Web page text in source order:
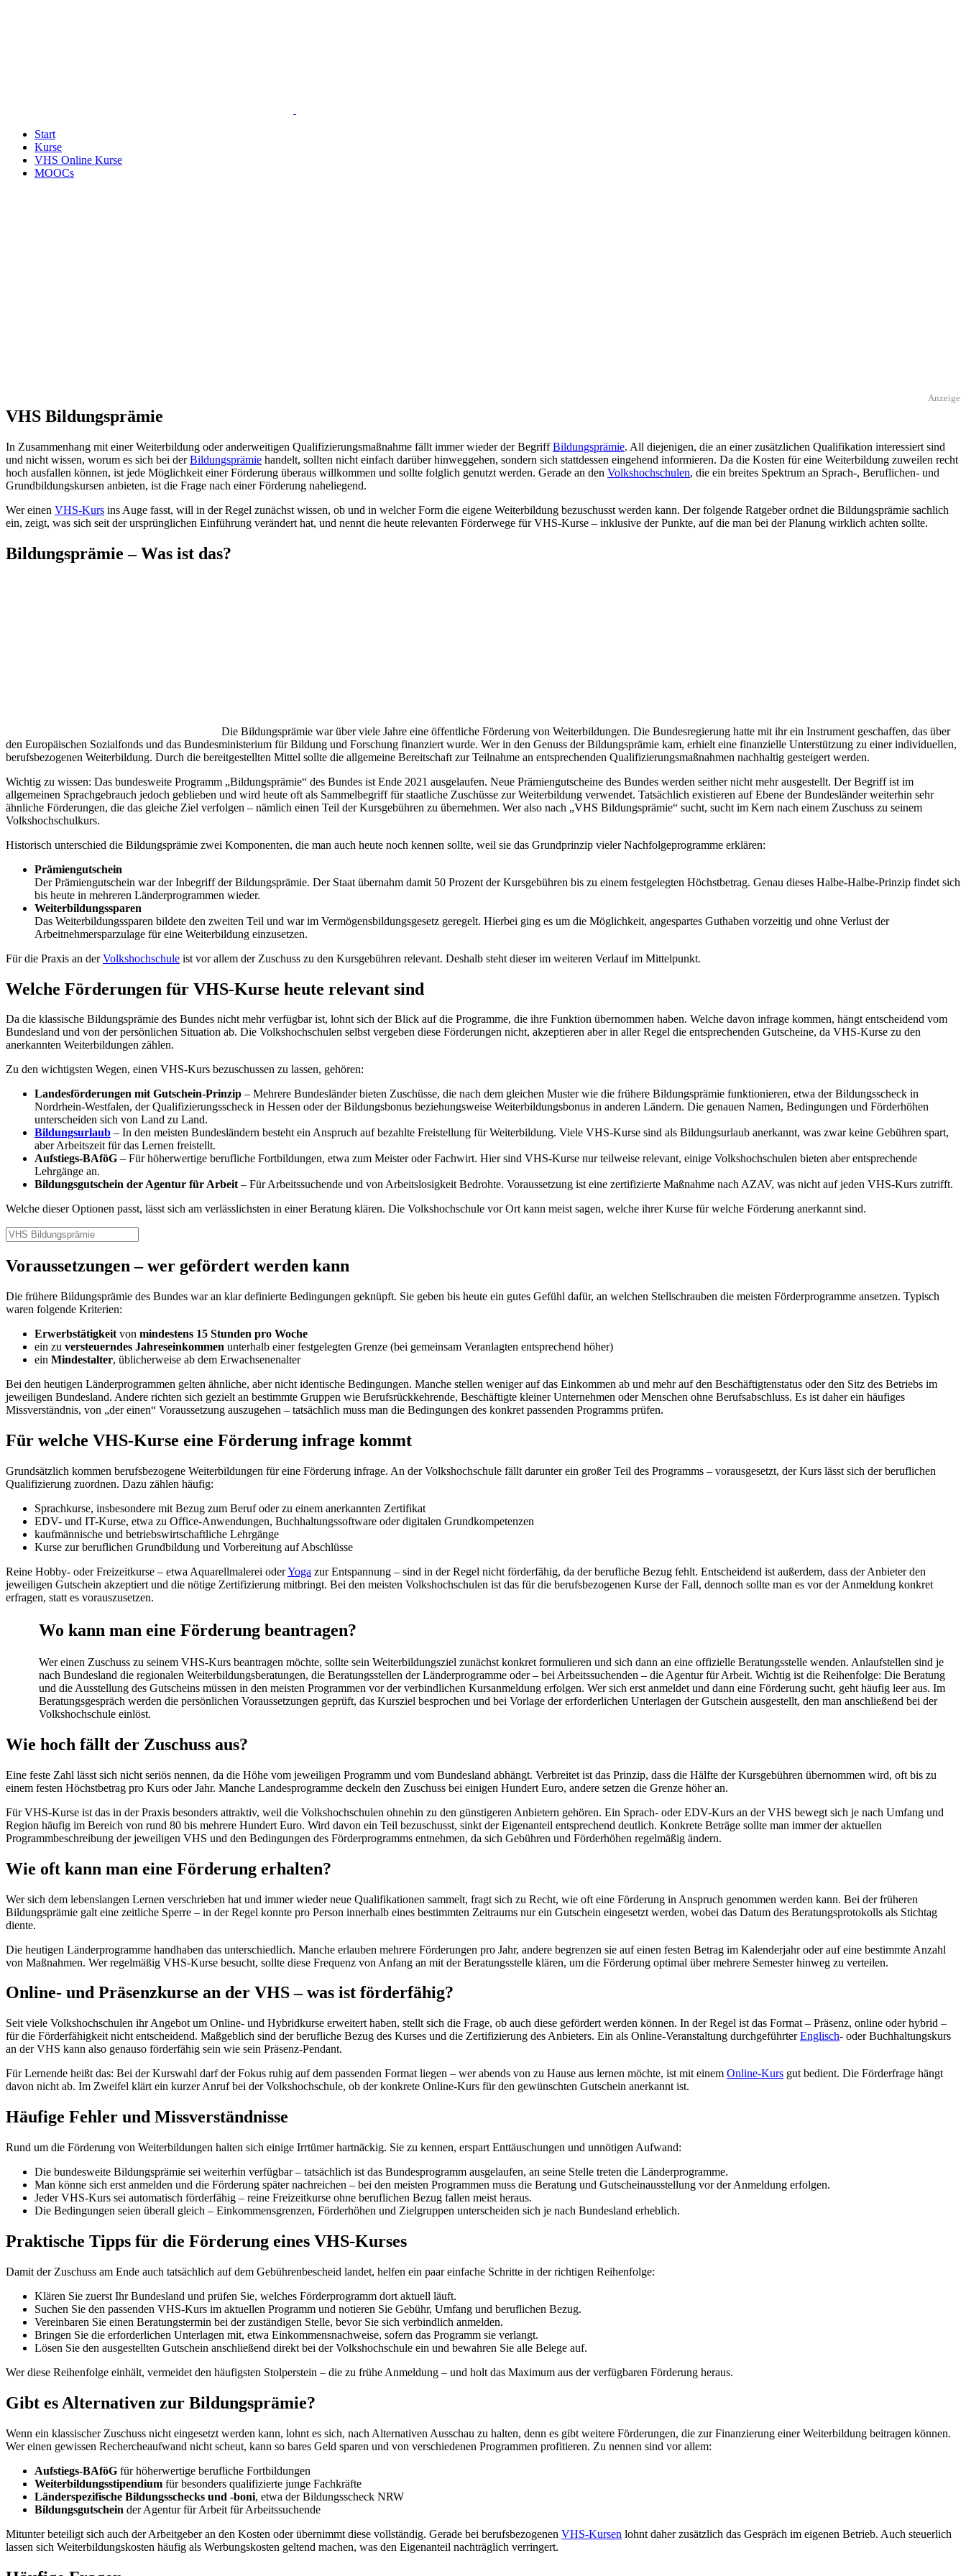
Start
Kurse
VHS Online Kurse
MOOCs
Anzeige
VHS Bildungsprämie
In Zusammenhang mit einer Weiterbildung oder anderweitigen Qualifizierungsmaßnahme fällt immer wieder der BegriffBildungsprämie. All diejenigen, die an einer zusätzlichen Qualifikation interessiert sind
und nicht wissen, worum es sich bei derBildungsprämie handelt, sollten nicht einfach darüber hinweggehen, sondern sich stattdessen eingehend informieren. Da die Kosten für eine Weiterbildung zuweilen recht
hoch ausfallen können, ist jede Möglichkeit einer Förderung überaus willkommen und sollte folglich genutzt werden. Gerade an den Volkshochschulen, die ein breites Spektrum an Sprach-, Beruflichen- und
Grundbildungskursen anbieten, ist die Frage nach einer Förderung naheliegend.
Wer einen VHS-Kurs ins Auge fasst, will in der Regel zunächst wissen, ob und in welcher Form die eigene Weiterbildung bezuschusst werden kann. Der folgende Ratgeber ordnet die Bildungsprämie sachlich
ein, zeigt, was sich seit der ursprünglichen Einführung verändert hat, und nennt die heute relevanten Förderwege für VHS-Kurse – inklusive der Punkte, auf die man bei der Planung wirklich achten sollte.
Bildungsprämie – Was ist das?
Die Bildungsprämie war über viele Jahre eine öffentliche Förderung von Weiterbildungen. Die Bundesregierung hatte mit ihr ein Instrument geschaffen, das über
den Europäischen Sozialfonds und das Bundesministerium für Bildung und Forschung finanziert wurde. Wer in den Genuss der Bildungsprämie kam, erhielt eine finanzielle Unterstützung zu einer individuellen,
berufsbezogenen Weiterbildung. Durch die bereitgestellten Mittel sollte die allgemeine Bereitschaft zur Teilnahme an entsprechenden Qualifizierungsmaßnahmen nachhaltig gesteigert werden.
Wichtig zu wissen: Das bundesweite Programm „Bildungsprämie“ des Bundes ist Ende 2021 ausgelaufen. Neue Prämiengutscheine des Bundes werden seither nicht mehr ausgestellt. Der Begriff ist im
allgemeinen Sprachgebrauch jedoch geblieben und wird heute oft als Sammelbegriff für staatliche Zuschüsse zur Weiterbildung verwendet. Tatsächlich existieren auf Ebene der Bundesländer weiterhin sehr
ähnliche Förderungen, die das gleiche Ziel verfolgen – nämlich einen Teil der Kursgebühren zu übernehmen. Wer also nach „VHS Bildungsprämie“ sucht, sucht im Kern nach einem Zuschuss zu seinem
Volkshochschulkurs.
Historisch unterschied die Bildungsprämie zwei Komponenten, die man auch heute noch kennen sollte, weil sie das Grundprinzip vieler Nachfolgeprogramme erklären:
Prämiengutschein
Der Prämiengutschein war der Inbegriff der Bildungsprämie. Der Staat übernahm damit 50 Prozent der Kursgebühren bis zu einem festgelegten Höchstbetrag. Genau dieses Halbe-Halbe-Prinzip findet sich
bis heute in mehreren Länderprogrammen wieder.
Weiterbildungssparen
Das Weiterbildungssparen bildete den zweiten Teil und war im Vermögensbildungsgesetz geregelt. Hierbei ging es um die Möglichkeit, angespartes Guthaben vorzeitig und ohne Verlust der
Arbeitnehmersparzulage für eine Weiterbildung einzusetzen.
Für die Praxis an derVolkshochschule ist vor allem der Zuschuss zu den Kursgebühren relevant. Deshalb steht dieser im weiteren Verlauf im Mittelpunkt.
Welche Förderungen für VHS-Kurse heute relevant sind
Da die klassische Bildungsprämie des Bundes nicht mehr verfügbar ist, lohnt sich der Blick auf die Programme, die ihre Funktion übernommen haben. Welche davon infrage kommen, hängt entscheidend vom
Bundesland und von der persönlichen Situation ab. Die Volkshochschulen selbst vergeben diese Förderungen nicht, akzeptieren aber in aller Regel die entsprechenden Gutscheine, da VHS-Kurse zu den
anerkannten Weiterbildungen zählen.
Zu den wichtigsten Wegen, einen VHS-Kurs bezuschussen zu lassen, gehören:
Landesförderungen mit Gutschein-Prinzip – Mehrere Bundesländer bieten Zuschüsse, die nach dem gleichen Muster wie die frühere Bildungsprämie funktionieren, etwa der Bildungsscheck in
Nordrhein-Westfalen, der Qualifizierungsscheck in Hessen oder der Bildungsbonus beziehungsweise Weiterbildungsbonus in anderen Ländern. Die genauen Namen, Bedingungen und Förderhöhen
unterscheiden sich von Land zu Land.
Bildungsurlaub – In den meisten Bundesländern besteht ein Anspruch auf bezahlte Freistellung für Weiterbildung. Viele VHS-Kurse sind als Bildungsurlaub anerkannt, was zwar keine Gebühren spart,
aber Arbeitszeit für das Lernen freistellt.
Aufstiegs-BAföG – Für höherwertige berufliche Fortbildungen, etwa zum Meister oder Fachwirt. Hier sind VHS-Kurse nur teilweise relevant, einige Volkshochschulen bieten aber entsprechende
Lehrgänge an.
Bildungsgutschein der Agentur für Arbeit– Für Arbeitssuchende und von Arbeitslosigkeit Bedrohte. Voraussetzung ist eine zertifizierte Maßnahme nach AZAV, was nicht auf jeden VHS-Kurs zutrifft.
Welche dieser Optionen passt, lässt sich am verlässlichsten in einer Beratung klären. Die Volkshochschule vor Ort kann meist sagen, welche ihrer Kurse für welche Förderung anerkannt sind.
Voraussetzungen – wer gefördert werden kann
Die frühere Bildungsprämie des Bundes war an klar definierte Bedingungen geknüpft. Sie geben bis heute ein gutes Gefühl dafür, an welchen Stellschrauben die meisten Förderprogramme ansetzen. Typisch
waren folgende Kriterien:
Erwerbstätigkeit von mindestens 15 Stunden pro Woche
ein zu versteuerndes Jahreseinkommen unterhalb einer festgelegten Grenze (bei gemeinsam Veranlagten entsprechend höher)
ein Mindestalter, üblicherweise ab dem Erwachsenenalter
Bei den heutigen Länderprogrammen gelten ähnliche, aber nicht identische Bedingungen. Manche stellen weniger auf das Einkommen ab und mehr auf den Beschäftigtenstatus oder den Sitz des Betriebs im
jeweiligen Bundesland. Andere richten sich gezielt an bestimmte Gruppen wie Berufsrückkehrende, Beschäftigte kleiner Unternehmen oder Menschen ohne Berufsabschluss. Es ist daher ein häufiges
Missverständnis, von „der einen“ Voraussetzung auszugehen – tatsächlich muss man die Bedingungen des konkret passenden Programms prüfen.
Für welche VHS-Kurse eine Förderung infrage kommt
Grundsätzlich kommen berufsbezogene Weiterbildungen für eine Förderung infrage. An der Volkshochschule fällt darunter ein großer Teil des Programms – vorausgesetzt, der Kurs lässt sich der beruflichen
Qualifizierung zuordnen. Dazu zählen häufig:
Sprachkurse, insbesondere mit Bezug zum Beruf oder zu einem anerkannten Zertifikat
EDV- und IT-Kurse, etwa zu Office-Anwendungen, Buchhaltungssoftware oder digitalen Grundkompetenzen
kaufmännische und betriebswirtschaftliche Lehrgänge
Kurse zur beruflichen Grundbildung und Vorbereitung auf Abschlüsse
Reine Hobby- oder Freizeitkurse – etwa Aquarellmalerei oderYoga zur Entspannung – sind in der Regel nicht förderfähig, da der berufliche Bezug fehlt. Entscheidend ist außerdem, dass der Anbieter den
jeweiligen Gutschein akzeptiert und die nötige Zertifizierung mitbringt. Bei den meisten Volkshochschulen ist das für die berufsbezogenen Kurse der Fall, dennoch sollte man es vor der Anmeldung konkret
erfragen, statt es vorauszusetzen.
Wo kann man eine Förderung beantragen?
Wer einen Zuschuss zu seinem VHS-Kurs beantragen möchte, sollte sein Weiterbildungsziel zunächst konkret formulieren und sich dann an eine offizielle Beratungsstelle wenden. Anlaufstellen sind je
nach Bundesland die regionalen Weiterbildungsberatungen, die Beratungsstellen der Länderprogramme oder – bei Arbeitssuchenden – die Agentur für Arbeit. Wichtig ist die Reihenfolge: Die Beratung
und die Ausstellung des Gutscheins müssen in den meisten Programmen vor der verbindlichen Kursanmeldung erfolgen. Wer sich erst anmeldet und dann eine Förderung sucht, geht häufig leer aus. Im
Beratungsgespräch werden die persönlichen Voraussetzungen geprüft, das Kursziel besprochen und bei Vorlage der erforderlichen Unterlagen der Gutschein ausgestellt, den man anschließend bei der
Volkshochschule einlöst.
Wie hoch fällt der Zuschuss aus?
Eine feste Zahl lässt sich nicht seriös nennen, da die Höhe vom jeweiligen Programm und vom Bundesland abhängt. Verbreitet ist das Prinzip, dass die Hälfte der Kursgebühren übernommen wird, oft bis zu
einem festen Höchstbetrag pro Kurs oder Jahr. Manche Landesprogramme deckeln den Zuschuss bei einigen Hundert Euro, andere setzen die Grenze höher an.
Für VHS-Kurse ist das in der Praxis besonders attraktiv, weil die Volkshochschulen ohnehin zu den günstigeren Anbietern gehören. Ein Sprach- oder EDV-Kurs an der VHS bewegt sich je nach Umfang und
Region häufig im Bereich von rund 80 bis mehrere Hundert Euro. Wird davon ein Teil bezuschusst, sinkt der Eigenanteil entsprechend deutlich. Konkrete Beträge sollte man immer der aktuellen
Programmbeschreibung der jeweiligen VHS und den Bedingungen des Förderprogramms entnehmen, da sich Gebühren und Förderhöhen regelmäßig ändern.
Wie oft kann man eine Förderung erhalten?
Wer sich dem lebenslangen Lernen verschrieben hat und immer wieder neue Qualifikationen sammelt, fragt sich zu Recht, wie oft eine Förderung in Anspruch genommen werden kann. Bei der früheren
Bildungsprämie galt eine zeitliche Sperre – in der Regel konnte pro Person innerhalb eines bestimmten Zeitraums nur ein Gutschein eingesetzt werden, wobei das Datum des Beratungsprotokolls als Stichtag
diente.
Die heutigen Länderprogramme handhaben das unterschiedlich. Manche erlauben mehrere Förderungen pro Jahr, andere begrenzen sie auf einen festen Betrag im Kalenderjahr oder auf eine bestimmte Anzahl
von Maßnahmen. Wer regelmäßig VHS-Kurse besucht, sollte diese Frequenz von Anfang an mit der Beratungsstelle klären, um die Förderung optimal über mehrere Semester hinweg zu verteilen.
Online- und Präsenzkurse an der VHS – was ist förderfähig?
Seit viele Volkshochschulen ihr Angebot um Online- und Hybridkurse erweitert haben, stellt sich die Frage, ob auch diese gefördert werden können. In der Regel ist das Format – Präsenz, online oder hybrid –
für die Förderfähigkeit nicht entscheidend. Maßgeblich sind der berufliche Bezug des Kurses und die Zertifizierung des Anbieters. Ein als Online-Veranstaltung durchgeführterEnglisch- oder Buchhaltungskurs
an der VHS kann also genauso förderfähig sein wie sein Präsenz-Pendant.
Für Lernende heißt das: Bei der Kurswahl darf der Fokus ruhig auf dem passenden Format liegen – wer abends von zu Hause aus lernen möchte, ist mit einem Online-Kurs gut bedient. Die Förderfrage hängt
davon nicht ab. Im Zweifel klärt ein kurzer Anruf bei der Volkshochschule, ob der konkrete Online-Kurs für den gewünschten Gutschein anerkannt ist.
Häufige Fehler und Missverständnisse
Rund um die Förderung von Weiterbildungen halten sich einige Irrtümer hartnäckig. Sie zu kennen, erspart Enttäuschungen und unnötigen Aufwand:
Die bundesweite Bildungsprämie sei weiterhin verfügbar – tatsächlich ist das Bundesprogramm ausgelaufen, an seine Stelle treten die Länderprogramme.
Man könne sich erst anmelden und die Förderung später nachreichen – bei den meisten Programmen muss die Beratung und Gutscheinausstellung vor der Anmeldung erfolgen.
Jeder VHS-Kurs sei automatisch förderfähig – reine Freizeitkurse ohne beruflichen Bezug fallen meist heraus.
Die Bedingungen seien überall gleich – Einkommensgrenzen, Förderhöhen und Zielgruppen unterscheiden sich je nach Bundesland erheblich.
Praktische Tipps für die Förderung eines VHS-Kurses
Damit der Zuschuss am Ende auch tatsächlich auf dem Gebührenbescheid landet, helfen ein paar einfache Schritte in der richtigen Reihenfolge:
Klären Sie zuerst Ihr Bundesland und prüfen Sie, welches Förderprogramm dort aktuell läuft.
Suchen Sie den passenden VHS-Kurs im aktuellen Programm und notieren Sie Gebühr, Umfang und beruflichen Bezug.
Vereinbaren Sie einen Beratungstermin bei der zuständigen Stelle, bevor Sie sich verbindlich anmelden.
Bringen Sie die erforderlichen Unterlagen mit, etwa Einkommensnachweise, sofern das Programm sie verlangt.
Lösen Sie den ausgestellten Gutschein anschließend direkt bei der Volkshochschule ein und bewahren Sie alle Belege auf.
Wer diese Reihenfolge einhält, vermeidet den häufigsten Stolperstein – die zu frühe Anmeldung – und holt das Maximum aus der verfügbaren Förderung heraus.
Gibt es Alternativen zur Bildungsprämie?
Wenn ein klassischer Zuschuss nicht eingesetzt werden kann, lohnt es sich, nach Alternativen Ausschau zu halten, denn es gibt weitere Förderungen, die zur Finanzierung einer Weiterbildung beitragen können.
Wer einen gewissen Rechercheaufwand nicht scheut, kann so bares Geld sparen und von verschiedenen Programmen profitieren. Zu nennen sind vor allem:
Aufstiegs-BAföG für höherwertige berufliche Fortbildungen
Weiterbildungsstipendium für besonders qualifizierte junge Fachkräfte
Länderspezifische Bildungsschecks und -boni, etwa der Bildungsscheck NRW
Bildungsgutschein der Agentur für Arbeit für Arbeitssuchende
Mitunter beteiligt sich auch der Arbeitgeber an den Kosten oder übernimmt diese vollständig. Gerade bei berufsbezogenen VHS-Kursen lohnt daher zusätzlich das Gespräch im eigenen Betrieb. Auch steuerlich
lassen sich Weiterbildungskosten häufig als Werbungskosten geltend machen, was den Eigenanteil nachträglich verringert.